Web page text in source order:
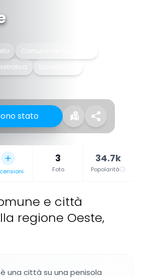
Comune del Portogallo
stato
3
Foto
34.7k
Popolarità
e città
regione Oeste,
una città su una penisola